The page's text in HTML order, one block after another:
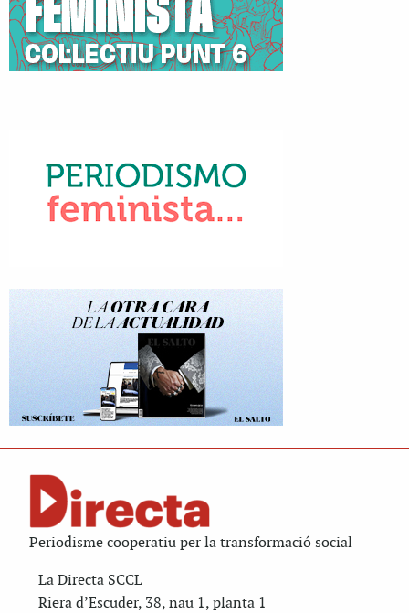
Periodisme cooperatiu per la transformació social
La Directa SCCL
Riera d’Escuder, 38, nau 1, planta 1